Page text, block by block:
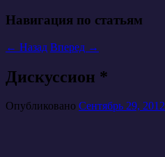
Навигация по статьям
← Назад Вперед →
Дискуссион *
Опубликовано Сентябрь 29, 2012